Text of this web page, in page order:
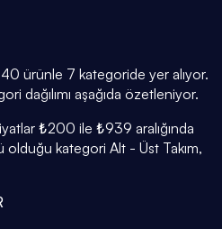
ürünle 7 kategoride yer alıyor.
dağılımı aşağıda özetleniyor.
₺200 ile ₺939 aralığında
olduğu kategori Alt - Üst Takım,